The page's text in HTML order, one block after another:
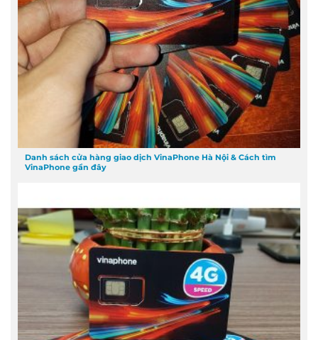
Danh sách cửa hàng giao dịch VinaPhone Hà Nội & Cách tìm
VinaPhone gần đây